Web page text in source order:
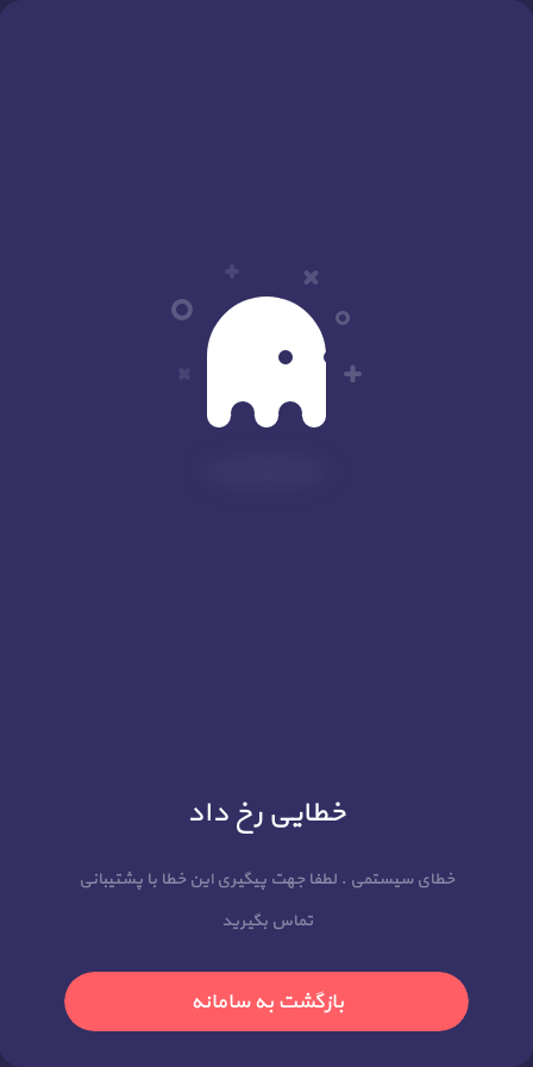
خطایی رخ داد
خطای سیستمی . لطفا جهت پیگیری این خطا با پشتیبانی
تماس بگیرید
بازگشت به سامانه